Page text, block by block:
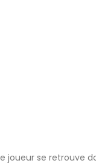
joueur se retrouve